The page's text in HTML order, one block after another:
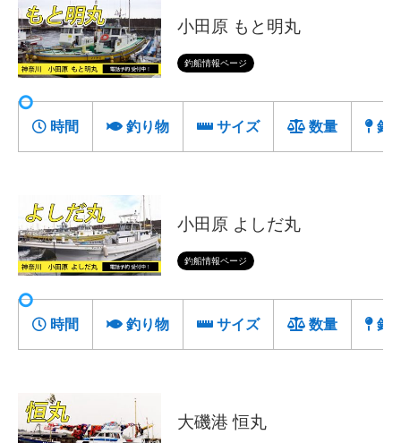
小田原 もと明丸
釣船情報ページ
時間 釣り物 サイズ 数量 釣
小田原 よしだ丸
釣船情報ページ
時間 釣り物 サイズ 数量 釣
大磯港 恒丸